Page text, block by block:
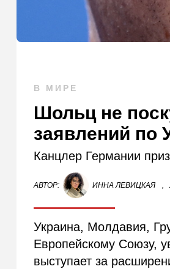
В МИРЕ
Шольц не
заявлений по
Канцлер Германии
АВТОР: ИННА ЛЕВИЦКАЯ ,
Украина, Молдавия,
Европейскому Союзу,
выступает за